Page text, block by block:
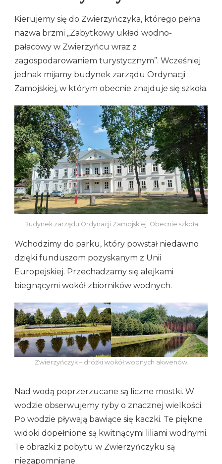
Kierujemy się do Zwierzyńczyka, którego pełna
nazwa brzmi „Zabytkowy układ wodno-
pałacowy w Zwierzyńcu wraz z
zagospodarowaniem turystycznym”. Wcześniej
jednak mijamy budynek zarządu Ordynacji
Zamojskiej, w którym obecnie znajduje się szkoła.
Budynek zarządu Ordynacji Zamojskiej. Obecnie szkoła
Wchodzimy do parku, który powstał niedawno
dzięki funduszom pozyskanym z Unii
Europejskiej. Przechadzamy się alejkami
biegnącymi wokół zbiorników wodnych.
Zwierzyńczyk – dróżki wokół wodnych akwenów
Nad wodą poprzerzucane są liczne mostki. W
wodzie obserwujemy ryby o znacznej wielkości.
Po wodzie pływają bawiące się kaczki. Te piękne
widoki dopełnione są kwitnącymi liliami wodnymi.
Te obrazki z pobytu w Zwierzyńczyku są
niezapomniane.